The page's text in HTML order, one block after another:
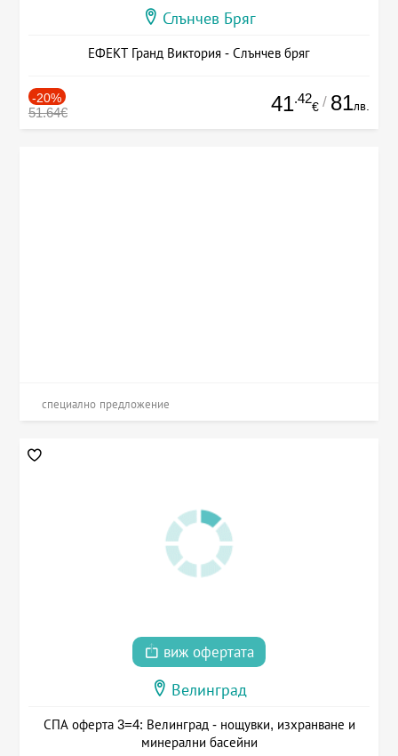
Слънчев Бряг
ЕФЕКТ Гранд Виктория - Слънчев бряг
-20%
51.64€ 41.42
€ / 81лв.
специално предложение
виж офертата
Велинград
СПА оферта 3=4: Велинград - нощувки, изхранване и
минерални басейни